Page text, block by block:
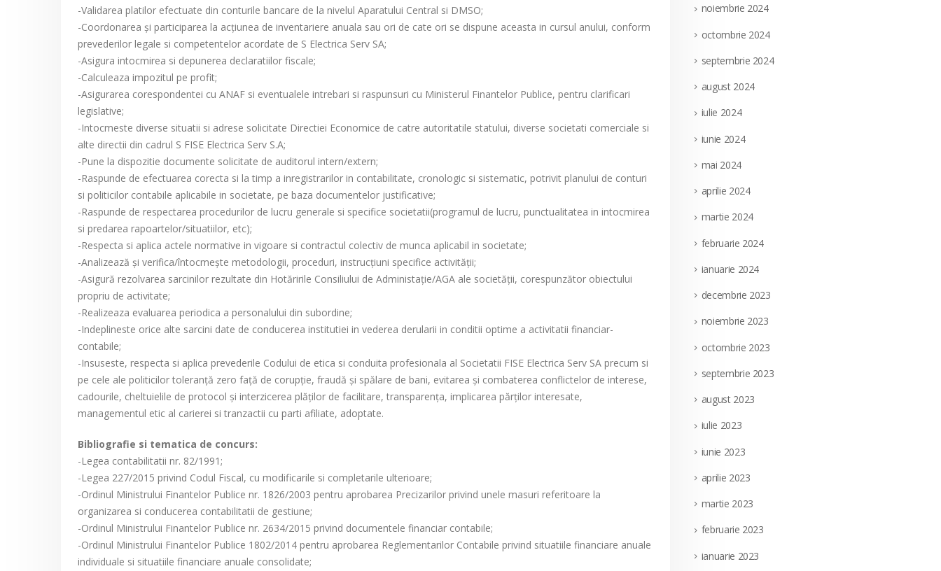
-Validarea platilor efectuate din conturile bancare de la nivelul Aparatului Central si DMSO;
-Coordonarea şi participarea la acţiunea de inventariere anuala sau ori de cate ori se dispune aceasta in cursul anului, conform
prevederilor legale si competentelor acordate de S Electrica Serv SA;
-Asigura intocmirea si depunerea declaratiilor fiscale;
-Calculeaza impozitul pe profit;
-Asigurarea corespondentei cu ANAF si eventualele intrebari si raspunsuri cu Ministerul Finantelor Publice, pentru clarificari
legislative;
-Intocmeste diverse situatii si adrese solicitate Directiei Economice de catre autoritatile statului, diverse societati comerciale si
alte directii din cadrul S FISE Electrica Serv S.A;
-Pune la dispozitie documente solicitate de auditorul intern/extern;
-Raspunde de efectuarea corecta si la timp a inregistrarilor in contabilitate, cronologic si sistematic, potrivit planului de conturi
si politicilor contabile aplicabile in societate, pe baza documentelor justificative;
-Raspunde de respectarea procedurilor de lucru generale si specifice societatii(programul de lucru, punctualitatea in intocmirea
si predarea rapoartelor/situatiilor, etc);
-Respecta si aplica actele normative in vigoare si contractul colectiv de munca aplicabil in societate;
-Analizează şi verifica/întocmeşte metodologii, proceduri, instrucţiuni specifice activităţii;
-Asigură rezolvarea sarcinilor rezultate din Hotăririle Consiliului de Administaţie/AGA ale societăţii, corespunzător obiectului
propriu de activitate;
-Realizeaza evaluarea periodica a personalului din subordine;
-Indeplineste orice alte sarcini date de conducerea institutiei in vederea derularii in conditii optime a activitatii financiar-
contabile;
-Insuseste, respecta si aplica prevederile Codului de etica si conduita profesionala al Societatii FISE Electrica Serv SA precum si
pe cele ale politicilor toleranță zero faţă de corupție, fraudă şi spălare de bani, evitarea și combaterea conflictelor de interese,
cadourile, cheltuielile de protocol și interzicerea plăților de facilitare, transparența, implicarea părților interesate,
managementul etic al carierei si tranzactii cu parti afiliate, adoptate.
Bibliografie si tematica de concurs:
-Legea contabilitatii nr. 82/1991;
-Legea 227/2015 privind Codul Fiscal, cu modificarile si completarile ulterioare;
-Ordinul Ministrului Finantelor Publice nr. 1826/2003 pentru aprobarea Precizarilor privind unele masuri referitoare la
organizarea si conducerea contabilitatii de gestiune;
-Ordinul Ministrului Finantelor Publice nr. 2634/2015 privind documentele financiar contabile;
-Ordinul Ministrului Finantelor Publice 1802/2014 pentru aprobarea Reglementarilor Contabile privind situatiile financiare anuale
individuale si situatiile financiare anuale consolidate;
noiembrie 2024
octombrie 2024
septembrie 2024
august 2024
iulie 2024
iunie 2024
mai 2024
aprilie 2024
martie 2024
februarie 2024
ianuarie 2024
decembrie 2023
noiembrie 2023
octombrie 2023
septembrie 2023
august 2023
iulie 2023
iunie 2023
aprilie 2023
martie 2023
februarie 2023
ianuarie 2023